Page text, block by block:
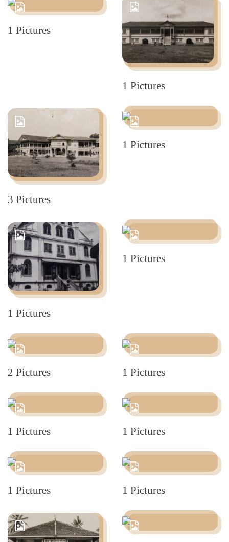
1 Pictures
1 Pictures
3 Pictures
1 Pictures
1 Pictures
1 Pictures
2 Pictures 1 Pictures
1 Pictures 1 Pictures
1 Pictures 1 Pictures